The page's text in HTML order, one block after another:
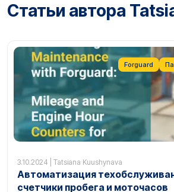
Статьи автора
3.10.2024 | Tatsiana Kuushynava
Автоматизация
счетчики пробега и моточасов
Forguard